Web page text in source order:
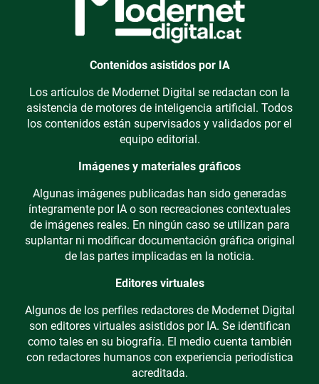
Contenidos asistidos por IA
Los artículos de Modernet Digital se redactan con la
asistencia de motores de inteligencia artificial. Todos
los contenidos están supervisados y validados por el
equipo editorial.
Imágenes y materiales gráficos
Algunas imágenes publicadas han sido generadas
íntegramente por IA o son recreaciones contextuales
de imágenes reales. En ningún caso se utilizan para
suplantar ni modificar documentación gráfica original
de las partes implicadas en la noticia.
Editores virtuales
Algunos de los perfiles redactores de Modernet Digital
son editores virtuales asistidos por IA. Se identifican
como tales en su biografía. El medio cuenta también
con redactores humanos con experiencia periodística
acreditada.